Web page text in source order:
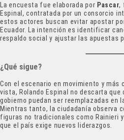
La encuesta fue elaborada por Pascar,
Espinal, contratada por un consorcio
estos actores buscan evitar apostar
Ecuador. La intención es identificar
respaldo social y ajustar las apuestas
¿Qué sigue?
Con el escenario en movimiento y más
vista, Rolando Espinal no descarta que
gobierno puedan ser reemplazadas en
Mientras tanto, la ciudadanía observa
figuras no tradicionales como Rainieri
que el país exige nuevos liderazgos.